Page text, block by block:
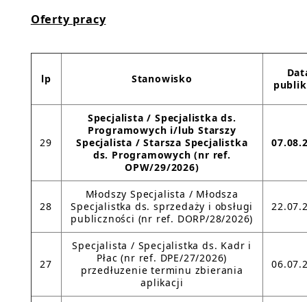
Oferty pracy
lp Stanowisko
29
Specjalista / Specjalistka ds.
Programowych i/lub Starszy
Specjalista / Starsza Specjalistka
ds. Programowych(nr ref.
OPW/29/2026)
28
Młodszy Specjalista / Młodsza
Specjalistka ds. sprzedaży i obsługi
publiczności (nr ref. DORP/28/2026)
27
Specjalista / Specjalistka ds. Kadr i
Płac (nr ref. DPE/27/2026)
przedłuzenie terminu zbierania
aplikacji